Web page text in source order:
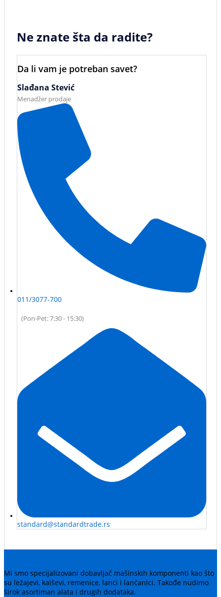
Ne znate šta da radite?
Da li vam je potreban savet?
Slađana Stević
Menadžer prodaje
011/3077-700
(Pon-Pet: 7:30 - 15:30)
standard@standardtrade.rs
Mi smo specijalizovani dobavljač mašinskih komponenti kao što
su ležajevi, kaiševi, remenice, lanci i lančanici. Takođe nudimo
širok asortiman alata i drugih dodataka.